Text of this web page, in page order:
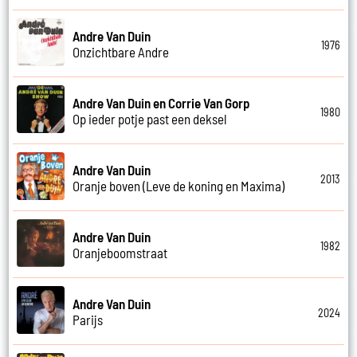
Andre Van Duin
Onzichtbare Andre
1976
Andre Van Duin en Corrie Van Gorp
Op ieder potje past een deksel
1980
Andre Van Duin
Oranje boven (Leve de koning en Maxima)
2013
Andre Van Duin
Oranjeboomstraat
1982
Andre Van Duin
Parijs
2024